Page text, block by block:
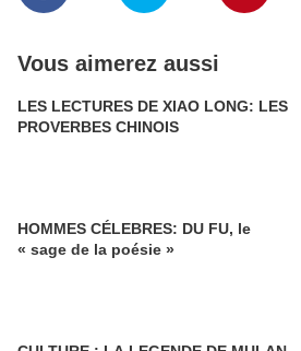
Vous aimerez aussi
LES LECTURES DE XIAO LONG: LES
PROVERBES CHINOIS
HOMMES CÉLEBRES: DU FU, le
« sage de la poésie »